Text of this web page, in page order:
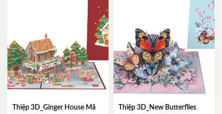
Thiệp 3D_Ginger House Mã
Thiệp 3D_New Butterflies